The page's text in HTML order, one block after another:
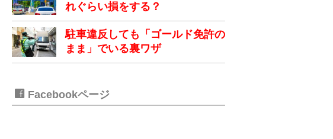
れぐらい損をする？
駐車違反しても「ゴールド免許の
まま」でいる裏ワザ
Facebookページ